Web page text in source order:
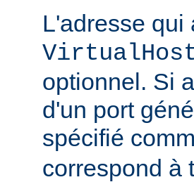
L'adresse qui
optionnel. Si
d'un port
spécifié
correspond à